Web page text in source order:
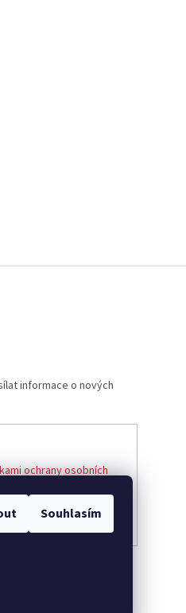
Souhlasím
informace o nových
ochrany osobních